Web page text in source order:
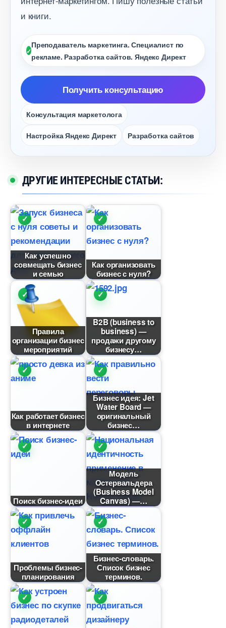
и книги.
Преподаватель маркетинга. Специалист по
рекламе. Разработка сайтов. Яндекс Директ
Получить консультацию
Консультация маркетолога
Настройка Яндекс Директ Разработка сайто
ДРУГИЕ ИНТЕРЕСНЫЕ СТАТЬИ:
Как успешно
совмещать бизнес
и семью
Как организовать
изнес с нуля?
Правила
организации бизнес
мероприятий
B2B (business to
business) —
продажи другому
изнесу
Как работает бизнес
интернете
Бизнес идея: Jet
Water Board —
оригинальный
изнес
Поиск бизнес-идеи
Модель
Остервальдера
(Business Model
Canvas) —
Проблемы бизнес-
планирования
Бизнес-словарь.
Список бизнес
терминов.